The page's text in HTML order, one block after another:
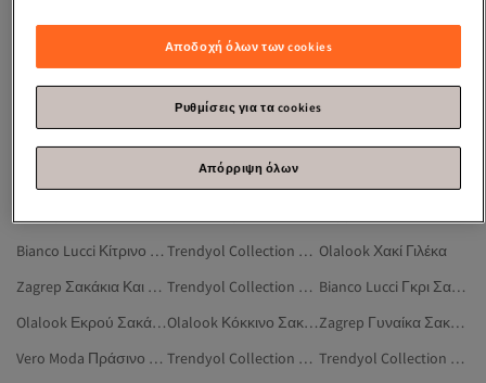
Σακακια Γυναικεια
Τζακι Ηλεκτρικο
Olalook Χακί Σακάκια
Bianco Lucci Πράσινο Σακάκια Και Γιλέκα
Trend Alaçatı Stili Πράσινο Σακάκια Και Γιλέκα
Bigdart Πράσινο Σακάκια Και Γιλέκα
Trendyol Collection Γκρι Σακάκια Και Γιλέκα
Trendyol Collection Μπεζ Σακάκια Και Γιλέκα
Bianco Lucci Κίτρινο Σακάκια Και Γιλέκα
Trendyol Collection Πορτοκαλί Σακάκια Και Γιλέκα Olalook Χακί Γιλέκα
Zagrep Σακάκια Και Γιλέκα
Trendyol Collection Λευκό Σακάκια Και Γιλέκα
Bianco Lucci Γκρι Σακάκια Και Γιλέκα
Olalook Εκρού Σακάκια
Olalook Κόκκινο Σακάκια
Zagrep Γυναίκα Σακάκια Και Γιλέκα
Vero Moda Πράσινο Σακάκια Και Γιλέκα
Trendyol Collection Εκρού Σακάκια Και Γιλέκα
Trendyol Collection Γυναίκα Σακάκια Και Γιλέκα
Αποδοχή όλων των cookies
Ρυθμίσεις για τα cookies
Απόρριψη όλων